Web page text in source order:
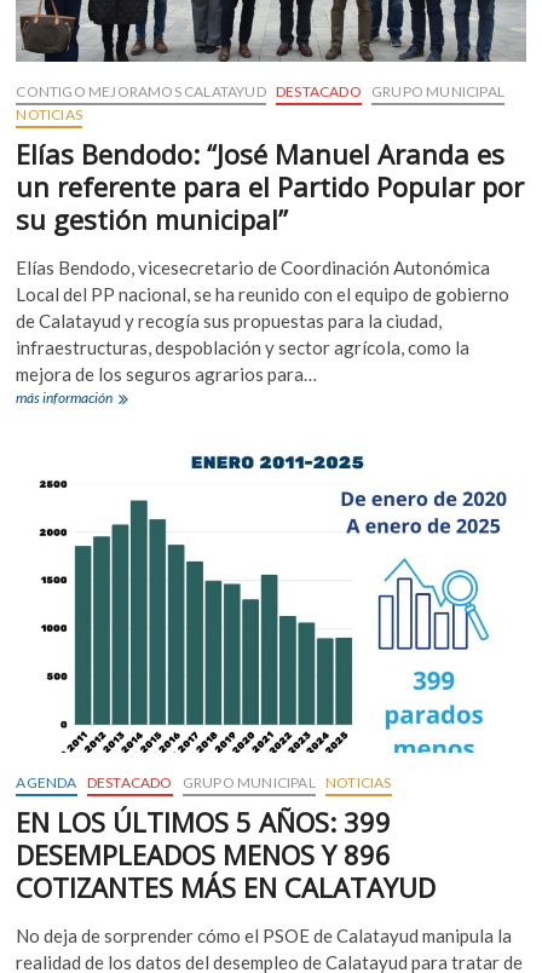
Calatayud
CONTIGO MEJORAMOS CALATAYUD DESTACADO
GRUPO MUNICIPAL
NOTICIAS
Elías Bendodo: “José Manuel Aranda es
un referente para el Partido Popular por
su gestión municipal”
Elías Bendodo, vicesecretario de Coordinación Autonómica
Local del PP nacional, se ha reunido con el equipo de gobierno
de Calatayud y recogía sus propuestas para la ciudad,
infraestructuras, despoblación y sector agrícola, como la
mejora de los seguros agrarios para…
más informaciónElías
un
referente
municipal”
AGENDA DESTACADO GRUPO MUNICIPAL NOTICIAS
EN LOS ÚLTIMOS 5 AÑOS: 399
DESEMPLEADOS MENOS Y 896
COTIZANTES MÁS EN CALATAYUD
No deja de sorprender cómo el PSOE de Calatayud manipula la
realidad de los datos del desempleo de Calatayud para tratar de